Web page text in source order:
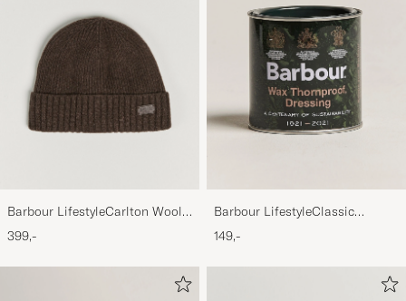
Varan motsvarade helt mina förväntningar
Snabb leverans
ULLA B KØBTE PÅ CAREOFCARL.SE
ULLA M KØBTE PÅ CAREOFCARL.SE
Barbour LifestyleCarlton Wool
BeanieMid Brown
399,-
Barbour LifestyleClassic
Thornproof Dressing
149,-